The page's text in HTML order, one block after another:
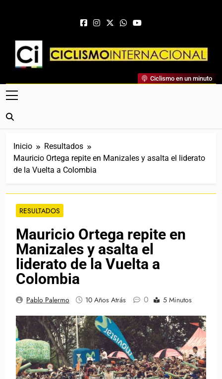
Ciclismo Internacional
Web Dedicada Al Ciclismo Mundial. Entrevistas, Análisis,
Crónicas, Previas Y Más. La Web Ciclista De Referencia.
Ciclismo en un minuto
Inicio
Resultados
Mauricio Ortega repite en Manizales y asalta el liderato
de la Vuelta a Colombia
RESULTADOS
Mauricio Ortega repite en
Manizales y asalta el
liderato de la Vuelta a
Colombia
Pablo Palermo 10 Años Atrás 0 5 Minutos